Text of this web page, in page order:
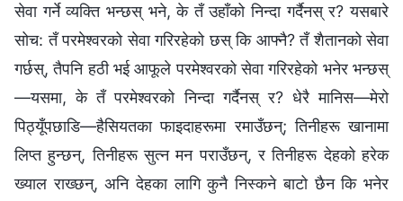
सेवा गर्ने व्यक्ति भन्छस् भने, के तँ उहाँको निन्दा गर्दैनस् र? यसबारे
सोच: तँ परमेश्‍वरको सेवा गरिरहेको छस् कि आफ्नै? तँ शैतानको सेवा
गर्छस्, तैपनि हठी भई आफूले परमेश्‍वरको सेवा गरिरहेको भनेर भन्छस्
—यसमा, के तँ परमेश्‍वरको निन्दा गर्दैनस् र? धेरै मानिस—मेरो
पिठ्यूँपछाडि—हैसियतका फाइदाहरूमा रमाउँछन्; तिनीहरू खानामा
लिप्त हुन्छन्, तिनीहरू सुत्न मन पराउँछन्, र तिनीहरू देहको हरेक
ख्याल राख्छन्, अनि देहका लागि कुनै निस्कने बाटो छैन कि भनेर